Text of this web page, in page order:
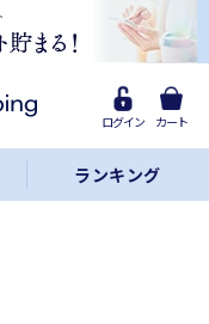
ログイン カート
ランキング